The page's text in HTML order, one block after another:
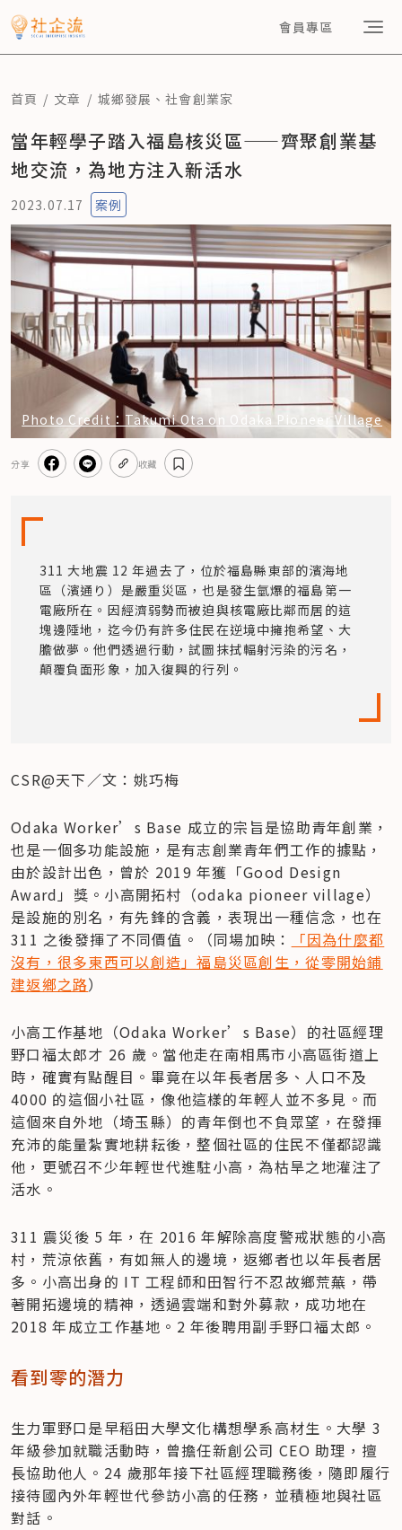
會員專區
首頁 文章 城鄉發展 、社會創業家
當年輕學子踏入福島核災區——齊聚創業基
地交流，為地方注入新活水
2023.07.17 案例
Photo Credit：Takumi Ota on Odaka Pioneer Village
分享 收藏
311 大地震 12 年過去了，位於福島縣東部的濱海地
區（濱通り）是嚴重災區，也是發生氫爆的福島第一
電廠所在。因經濟弱勢而被迫與核電廠比鄰而居的這
塊邊陲地，迄今仍有許多住民在逆境中擁抱希望、大
膽做夢。他們透過行動，試圖抹拭輻射污染的污名，
顛覆負面形象，加入復興的行列。
CSR@天下／文：姚巧梅
Odaka Worker’s Base 成立的宗旨是協助青年創業，
也是一個多功能設施，是有志創業青年們工作的據點，
由於設計出色，曾於 2019 年獲「Good Design
Award」獎。小高開拓村（odaka pioneer village）
是設施的別名，有先鋒的含義，表現出一種信念，也在
311 之後發揮了不同價值。（同場加映：
「因為什麼都
沒有，很多東西可以創造」福島災區創生，從零開始鋪
建返鄉之路）
小高工作基地（Odaka Worker’s Base）的社區經理
野口福太郎才 26 歲。當他走在南相馬市小高區街道上
時，確實有點醒目。畢竟在以年長者居多、人口不及
4000 的這個小社區，像他這樣的年輕人並不多見。而
這個來自外地（埼玉縣）的青年倒也不負眾望，在發揮
充沛的能量紮實地耕耘後，整個社區的住民不僅都認識
他，更號召不少年輕世代進駐小高，為枯旱之地灌注了
活水。
311 震災後 5 年，在 2016 年解除高度警戒狀態的小高
村，荒涼依舊，有如無人的邊境，返鄉者也以年長者居
多。小高出身的 IT 工程師和田智行不忍故鄉荒蕪，帶
著開拓邊境的精神，透過雲端和對外募款，成功地在
2018 年成立工作基地。2 年後聘用副手野口福太郎。
看到零的潛力
生力軍野口是早稻田大學文化構想學系高材生。大學 3
年級參加就職活動時，曾擔任新創公司 CEO 助理，擅
長協助他人。24 歲那年接下社區經理職務後，隨即履行
接待國內外年輕世代參訪小高的任務，並積極地與社區
對話。